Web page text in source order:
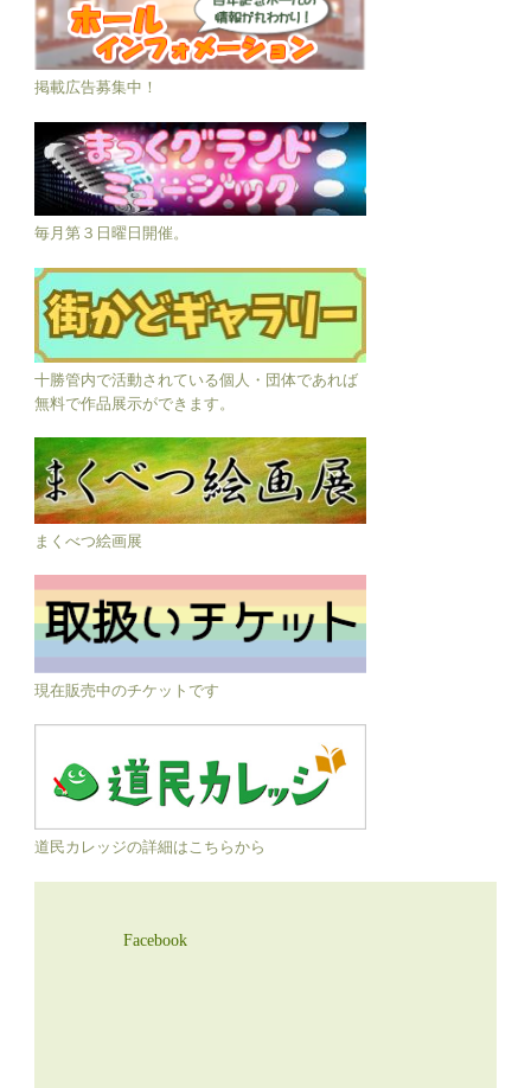
掲載広告募集中！
毎月第３日曜日開催。
十勝管内で活動されている個人・団体であれば
無料で作品展示ができます。
まくべつ絵画展
現在販売中のチケットです
道民カレッジの詳細はこちらから
Facebook